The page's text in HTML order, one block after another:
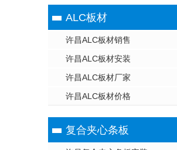
ALC板材
许昌ALC板材销售
许昌ALC板材安装
许昌ALC板材厂家
许昌ALC板材价格
复合夹心条板